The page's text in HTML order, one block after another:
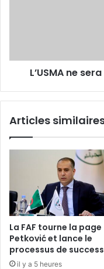
L’USMA ne
Articles
La FAF tourne la page
Petković et lance le
processus de
il y a 5 heures